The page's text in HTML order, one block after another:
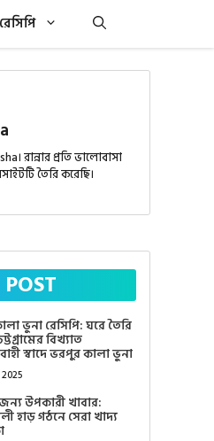
প্রতি ভালোবাসা
তৈরি করেছি।
ভুনা রেসিপি: ঘরে তৈরি
বিখ্যাত
স্বাদে ভরপুর কালা ভুনা
উপকারী খাবার:
হাড় গঠনে সেরা খাদ্য